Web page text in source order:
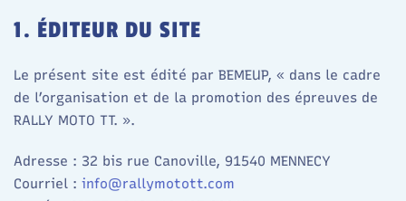
1. ÉDITEUR DU SITE
Le présent site est édité par BEMEUP, « dans le cadre
de l’organisation et de la promotion des épreuves de
RALLY MOTO TT. ».
Adresse : 32 bis rue Canoville, 91540 MENNECY
Courriel : info@rallymotott.com